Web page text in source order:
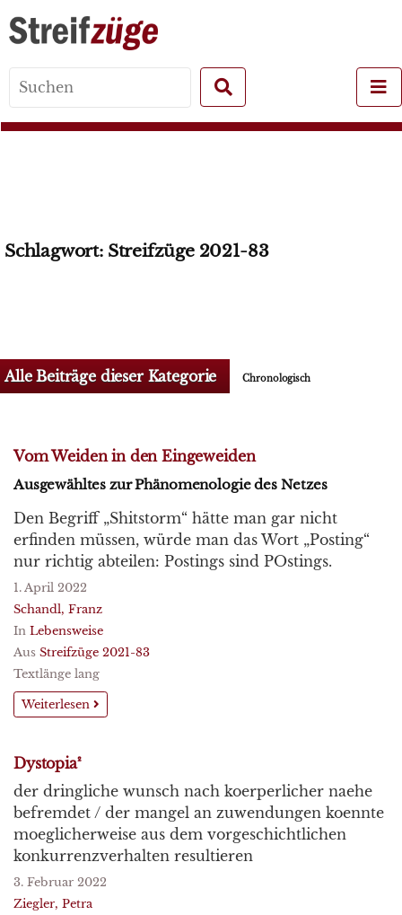
for:
Schlagwort: Streifzüge 2021-83
Alle Beiträge dieser Kategorie Chronologisch
Vom Weiden in den Eingeweiden
Ausgewähltes zur Phänomenologie des Netzes
Den Begriff „Shitstorm“ hätte man gar nicht
erfinden müssen, würde man das Wort „Posting“
nur richtig abteilen: Postings sind POstings.
1. April 2022
Schandl, Franz
In Lebensweise
Aus Streifzüge 2021-83
Textlänge lang
Weiterlesen
Dystopia²
der dringliche wunsch nach koerperlicher naehe
befremdet / der mangel an zuwendungen koennte
moeglicherweise aus dem vorgeschichtlichen
konkurrenzverhalten resultieren
3. Februar 2022
Ziegler, Petra